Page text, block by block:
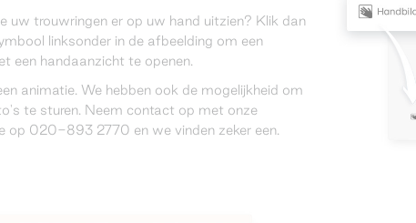
uw trouwringen er op uw hand uitzien? Klik dan
linksonder in de afbeelding om een
een handaanzicht te openen.
animatie. We hebben ook de mogelijkheid om
te sturen. Neem contact op met onze
op 020-893 2770 en we vinden zeker een.